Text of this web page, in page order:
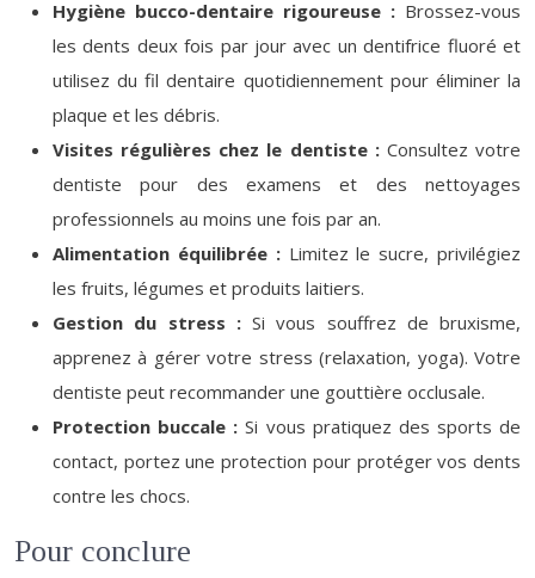
Hygiène bucco-dentaire rigoureuse : Brossez-vous
les dents deux fois par jour avec un dentifrice fluoré et
utilisez du fil dentaire quotidiennement pour éliminer la
plaque et les débris.
Visites régulières chez le dentiste : Consultez votre
dentiste pour des examens et des nettoyages
professionnels au moins une fois par an.
Alimentation équilibrée : Limitez le sucre, privilégiez
les fruits, légumes et produits laitiers.
Gestion du stress : Si vous souffrez de bruxisme,
apprenez à gérer votre stress (relaxation, yoga). Votre
dentiste peut recommander une gouttière occlusale.
Protection buccale :Si vous pratiquez des sports de
contact, portez une protection pour protéger vos dents
contre les chocs.
Pour conclure